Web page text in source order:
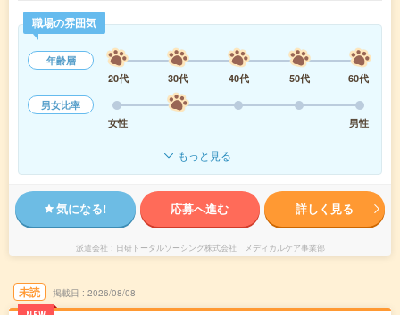
職場の雰囲気
年齢層
20代
30代 40代 50代
60代
男女比率
女性
男性
もっと見る
気になる! 応募へ進む 詳しく見る
派遣会社 日研トータルソーシング株式会社 メディカルケア事業部
未読 掲載日 2026/08/08